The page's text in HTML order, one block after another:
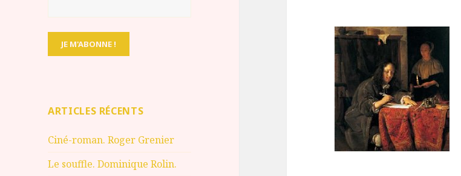
ARTICLES RÉCENTS
Ciné-roman. Roger Grenier
Le souffle. Dominique Rolin.